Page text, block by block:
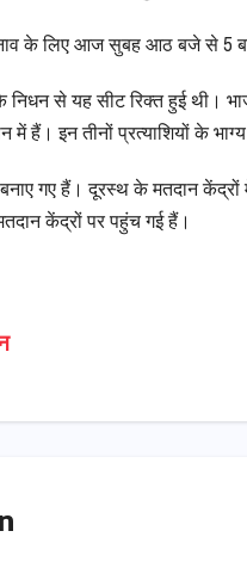
के लिए आज सुबह आठ बजे से 5
निधन से यह सीट रिक्त हुई थी।
में हैं। इन तीनों प्रत्याशियों के
गए हैं। दूरस्थ के मतदान केंद्रों में
केंद्रों पर पहुंच गई हैं।